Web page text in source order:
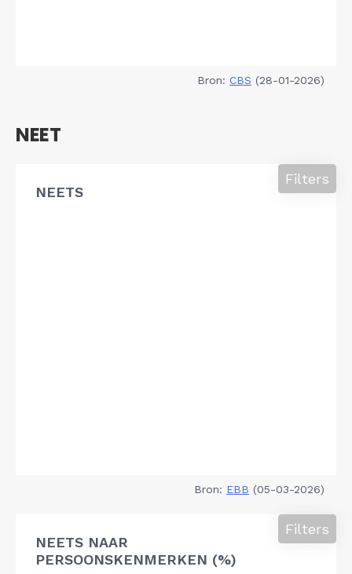
Bron: CBS (28-01-2026)
NEET
NEETS
Filters
Bron: EBB (05-03-2026)
NEETS NAAR
PERSOONSKENMERKEN (%)
Filters